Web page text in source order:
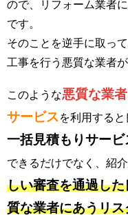
ので、リフォーム業者
です。
そのことを逆手に取っ
工事を行う悪質な業者
このような悪質な業者
サービス を利用すると
一括見積もりサービ
できるだけでなく、紹
しい審査を通過し
質な業者にあうリ